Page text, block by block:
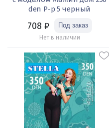
den Р-р 5 черный
708 ₽
Нет в наличии